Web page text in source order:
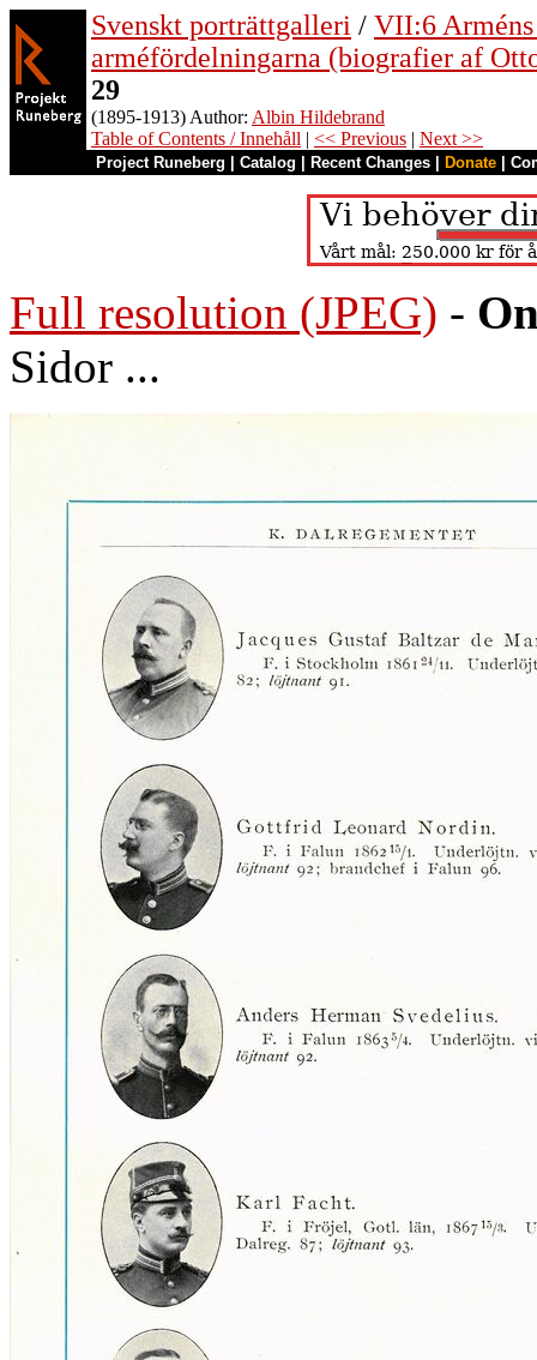
Svenskt porträttgalleri / VII:6
arméfördelningarna (biografier af
29
(1895-1913) Author: Albin Hildebrand
Table of Contents / Innehåll | << Previous | Next >>
Project Runeberg Catalog Recent Changes Donate
Full resolution (JPEG) -
Sidor ...